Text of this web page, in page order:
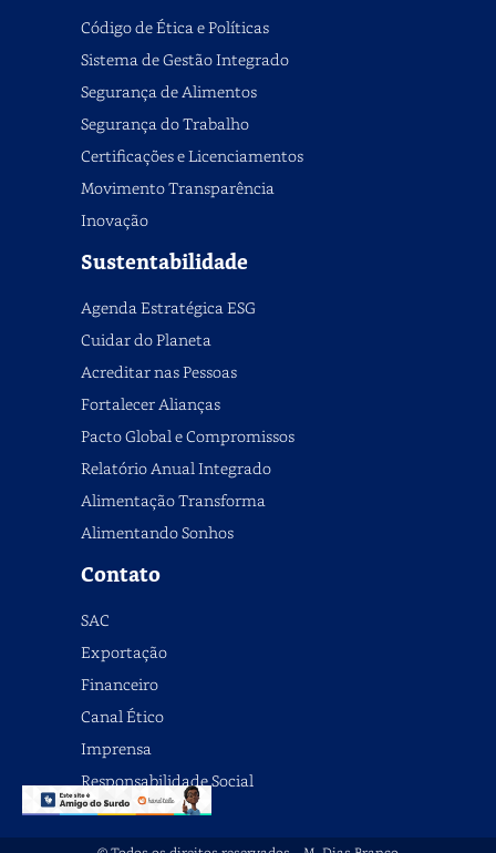
Código de Ética e Políticas
Sistema de Gestão Integrado
Segurança de Alimentos
Segurança do Trabalho
Certificações e Licenciamentos
Movimento Transparência
Inovação
Sustentabilidade
Agenda Estratégica ESG
Cuidar do Planeta
Acreditar nas Pessoas
Fortalecer Alianças
Pacto Global e Compromissos
Relatório Anual Integrado
Alimentação Transforma
Alimentando Sonhos
Contato
SAC
Exportação
Financeiro
Canal Ético
Imprensa
Responsabilidade Social